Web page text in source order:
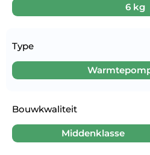
6 kg
Type
Bouwkwaliteit
Middenklasse